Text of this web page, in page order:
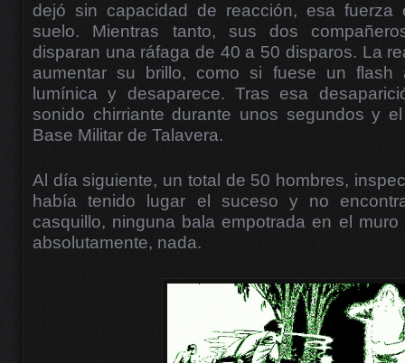
dejó sin capacidad de reacción, esa
suelo. Mientras tanto, sus dos
disparan una ráfaga de 40 a 50 disparos. La
aumentar su brillo, como si fuese un flash
lumínica y desaparece. Tras esa
sonido chirriante durante unos segundos y
Base Militar de Talavera.
Al día siguiente, un total de 50 hombres,
había tenido lugar el suceso y no
casquillo, ninguna bala empotrada en el
absolutamente, nada.